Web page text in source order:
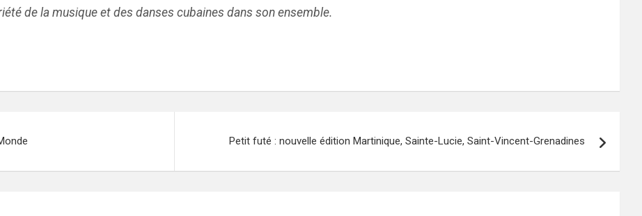
de la musique et des danses cubaines dans son ensemble.
Petit futé : nouvelle édition Martinique, Sainte-Lucie, Saint-Vincent-Grenadines